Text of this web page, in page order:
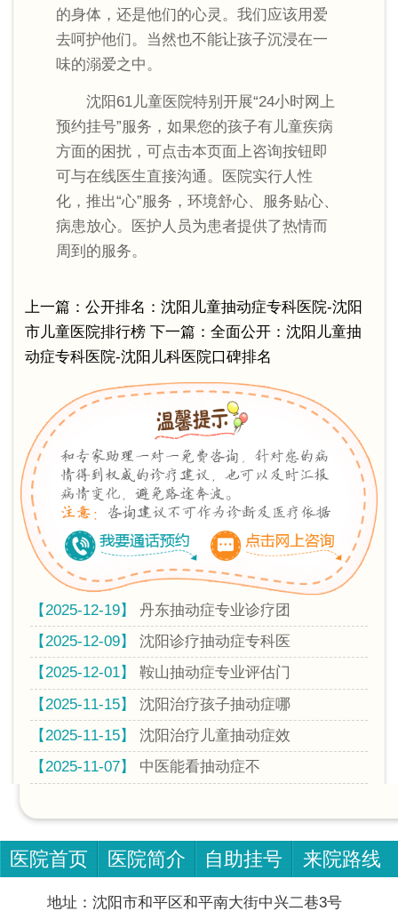
的身体，还是他们的心灵。我们应该用爱
去呵护他们。当然也不能让孩子沉浸在一
味的溺爱之中。
沈阳61儿童医院特别开展“24小时网上
预约挂号”服务，如果您的孩子有儿童疾病
方面的困扰，可点击本页面上咨询按钮即
可与在线医生直接沟通。医院实行人性
化，推出“心”服务，环境舒心、服务贴心、
病患放心。医护人员为患者提供了热情而
周到的服务。
上一篇： 公开排名：沈阳儿童抽动症专科医院-沈阳
市儿童医院排行榜 下一篇： 全面公开：沈阳儿童抽
动症专科医院-沈阳儿科医院口碑排名
【2025-12-19】
丹东抽动症专业诊疗团
【2025-12-09】
沈阳诊疗抽动症专科医
【2025-12-01】
鞍山抽动症专业评估门
【2025-11-15】
沈阳治疗孩子抽动症哪
【2025-11-15】
沈阳治疗儿童抽动症效
【2025-11-07】
中医能看抽动症不
医院首页 医院简介 自助挂号 来院路线
地址：沈阳市和平区和平南大街中兴二巷3号